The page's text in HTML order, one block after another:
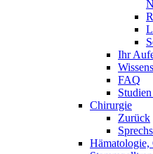
Ihr
FAQ
Chirurgie
Zurück
Hämatologie,